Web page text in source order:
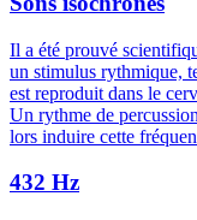
Il a été prouvé
un stimulus rythmique,
est reproduit dans le
Un rythme de
lors induire cette
432 Hz